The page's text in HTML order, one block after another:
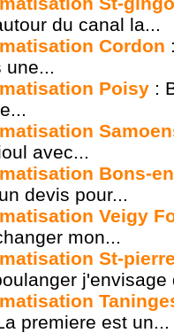
du canal la...
Cordon
une...
Poisy :
avec...
Bons-
devis pour...
Veigy
mon...
St-
j'envisage
premiere est un...